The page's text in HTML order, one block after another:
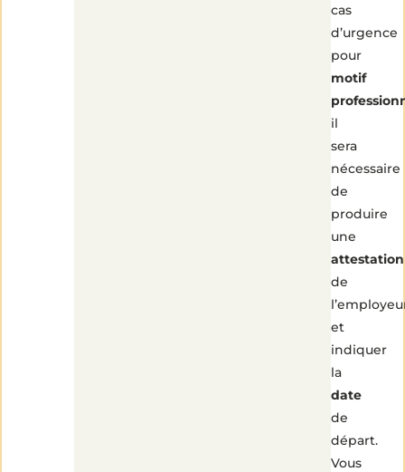
cas
d’urgence
pour
motif
il
sera
nécessaire
de
produire
une
attestation
de
et
indiquer
la
date
de
départ.
Vous